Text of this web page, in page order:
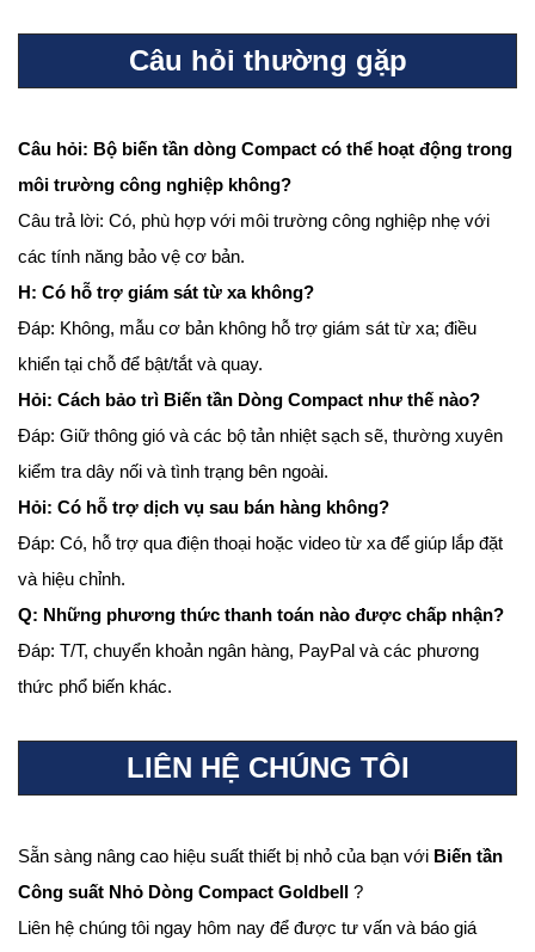
Câu hỏi thường gặp
Câu hỏi: Bộ biến tần dòng Compact có thể hoạt động trong
môi trường công nghiệp không?
Câu trả lời: Có, phù hợp với môi trường công nghiệp nhẹ với
các tính năng bảo vệ cơ bản.
H: Có hỗ trợ giám sát từ xa không?
Đáp: Không, mẫu cơ bản không hỗ trợ giám sát từ xa; điều
khiển tại chỗ để bật/tắt và quay.
Hỏi: Cách bảo trì Biến tần Dòng Compact như thế nào?
Đáp: Giữ thông gió và các bộ tản nhiệt sạch sẽ, thường xuyên
kiểm tra dây nối và tình trạng bên ngoài.
Hỏi: Có hỗ trợ dịch vụ sau bán hàng không?
Đáp: Có, hỗ trợ qua điện thoại hoặc video từ xa để giúp lắp đặt
và hiệu chỉnh.
Q: Những phương thức thanh toán nào được chấp nhận?
Đáp: T/T, chuyển khoản ngân hàng, PayPal và các phương
thức phổ biến khác.
LIÊN HỆ CHÚNG TÔI
Sẵn sàng nâng cao hiệu suất thiết bị nhỏ của bạn với Biến tần
Công suất Nhỏ Dòng Compact Goldbell ?
Liên hệ chúng tôi ngay hôm nay để được tư vấn và báo giá